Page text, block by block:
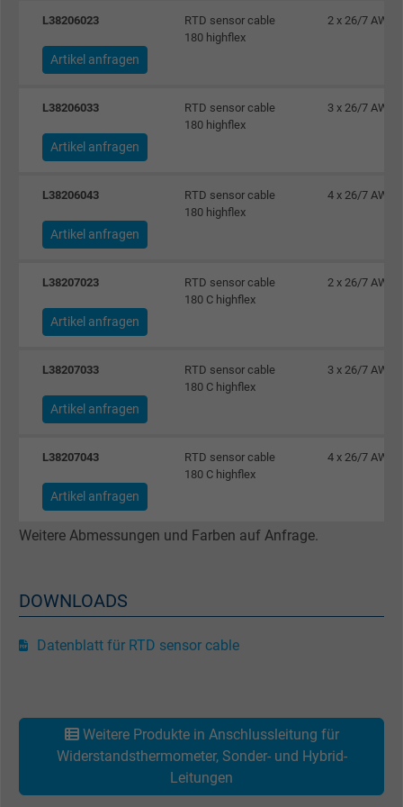
Laufzeit Persistent
Name
Anbieter Google Ads Conversion Tracking, Google LLC
Laufzeit Persistent
Dies ist ein Conversion Tracking-Service.
Name NID, Google Maps
Anbieter Google LLC
Laufzeit 6 Monate
Registriert eine eindeutige ID, die das Gerät
eines wiederkehrenden Benutzers
Die ID wird für gezielte Werbung genutzt.
Anbieter
Laufzeit 1 Jahr
Name act, Facebook Pixel
Anbieter Facebook Ireland Ltd.
L38206023
RTD sensor cable
180 highflex
2 x 26/7 AWG
Artikel anfragen
L38206033
RTD sensor cable
180 highflex
3 x 26/7 AWG
Artikel anfragen
L38206043
RTD sensor cable
180 highflex
4 x 26/7 AWG
Artikel anfragen
L38207023
RTD sensor cable
180 C highflex
2 x 26/7 AWG
Artikel anfragen
L38207033
RTD sensor cable
180 C highflex
3 x 26/7 AWG
Artikel anfragen
L38207043
RTD sensor cable
180 C highflex
4 x 26/7 AWG
Artikel anfragen
Weitere Abmessungen und Farben auf Anfrage.
DOWNLOADS
Datenblatt für RTD sensor cable
Weitere Produkte in Anschlussleitung für
Widerstandsthermometer, Sonder- und Hybrid-
Leitungen